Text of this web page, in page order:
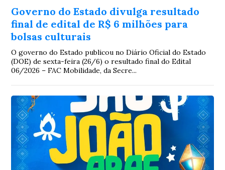
Governo do Estado divulga resultado
final de edital de R$ 6 milhões para
bolsas culturais
O governo do Estado publicou no Diário Oficial do Estado
(DOE) de sexta-feira (26/6) o resultado final do Edital
06/2026 – FAC Mobilidade, da Secre...